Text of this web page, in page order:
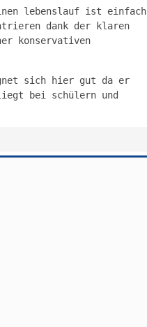
lebenslauf ist einfach
dank der klaren
konservativen
sich hier gut da er
bei schülern und